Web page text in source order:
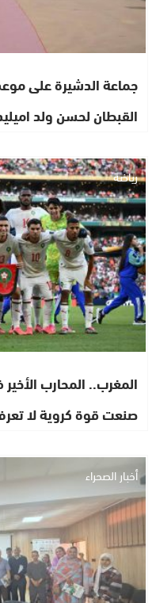
جماعة الدشيرة على
القبطان لحسن ولد
رياضة
المغرب.. المحارب
صنعت قوة كروية لا
أخبار الصحراء